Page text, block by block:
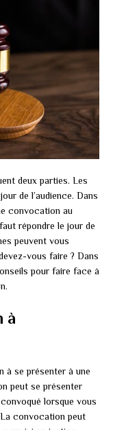
deux parties. Les
de l’audience. Dans
convocation au
répondre le jour de
peuvent vous
vous faire ? Dans
pour faire face à
à
à se présenter à une
peut se présenter
lorsque vous
convocation peut